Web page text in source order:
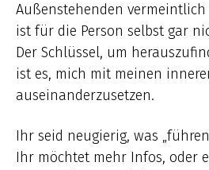
Außenstehenden
ist für die Person selbst gar
Der Schlüssel, um
ist es, mich mit meinen
auseinanderzusetzen.
Ihr seid neugierig, was
Ihr möchtet mehr Infos, oder